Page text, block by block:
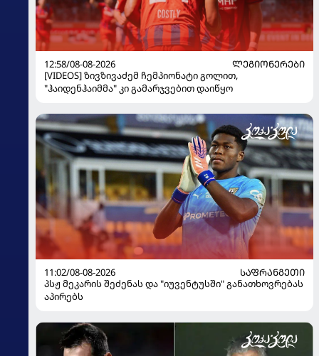
12:58/08-08-2026
ᲚᲔᲒᲘᲝᲜᲔᲠᲔᲑᲘ
[VIDEOS] ზივზივაძემ ჩემპიონატი გოლით,
"ჰაიდენჰაიმმა" კი გამარჯვებით დაიწყო
11:02/08-08-2026
ᲡᲐᲤᲠᲐᲜᲒᲔᲗᲘ
პსჟ მეკარის შეძენას და "იუვენტუსში" განათხოვრებას
აპირებს